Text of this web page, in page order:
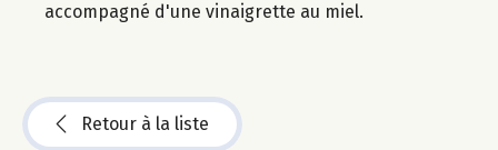
accompagné d'une vinaigrette au miel.
Retour à la liste